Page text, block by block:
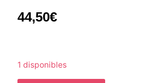
44,50€
1 disponibles